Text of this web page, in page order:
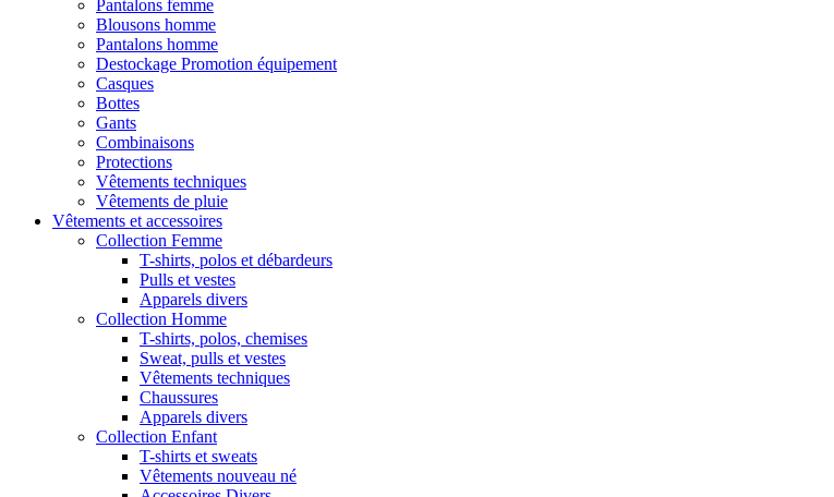
Pantalons femme
Blousons homme
Pantalons homme
Destockage Promotion équipement
Casques
Bottes
Gants
Combinaisons
Protections
Vêtements techniques
Vêtements de pluie
Vêtements et accessoires
Collection Femme
T-shirts, polos et débardeurs
Pulls et vestes
Apparels divers
Collection Homme
T-shirts, polos, chemises
Sweat, pulls et vestes
Vêtements techniques
Chaussures
Apparels divers
Collection Enfant
T-shirts et sweats
Vêtements nouveau né